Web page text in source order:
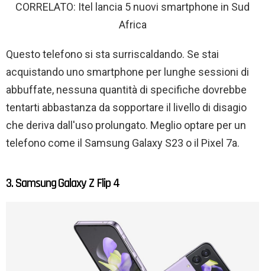
CORRELATO: Itel lancia 5 nuovi smartphone in Sud
Africa
Questo telefono si sta surriscaldando. Se stai
acquistando uno smartphone per lunghe sessioni di
abbuffate, nessuna quantità di specifiche dovrebbe
tentarti abbastanza da sopportare il livello di disagio
che deriva dall'uso prolungato. Meglio optare per un
telefono come il Samsung Galaxy S23 o il Pixel 7a.
3. Samsung Galaxy Z Flip 4